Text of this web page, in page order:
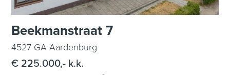
Beekmanstraat 7
4527 GA Aardenburg
€ 225.000,- k.k.